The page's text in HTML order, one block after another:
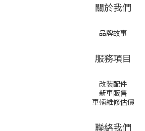
關於我們
品牌故事
服務項目
改裝配件
新車販售
車輛維修估價
聯絡我們